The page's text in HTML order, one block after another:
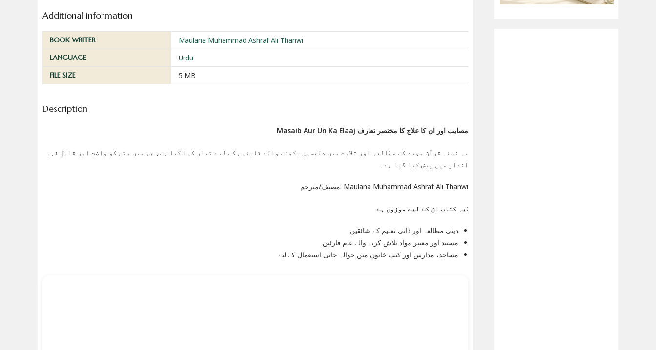
Additional information
BOOK WRITER Maulana Muhammad Ashraf Ali Thanwi
LANGUAGE Urdu
FILE SIZE 5 MB
Description
Masaib Aur Un Ka Elaaj مصايب اور ان كا علاج کا مختصر تعارف
یہ نسخہ قرآن مجید کے مطالعہ اور تلاوت میں دلچسپی رکھنے والے قارئین کے لیے تیار کیا گیا ہے، جس میں متن کو واضح اور قابلِ فہم
انداز میں پیش کیا گیا ہے۔
مصنف/مترجم: Maulana Muhammad Ashraf Ali Thanwi
یہ کتاب ان کے لیے موزوں ہے:
دینی مطالعہ اور ذاتی تعلیم کے شائقین
مستند اور معتبر مواد تلاش کرنے والے عام قارئین
مساجد، مدارس اور کتب خانوں میں حوالہ جاتی استعمال کے لیے